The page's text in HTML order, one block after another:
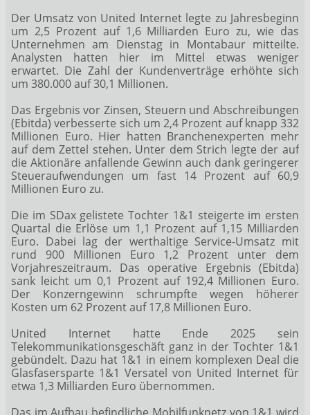
Der Umsatz von United Internet legte zu Jahresbeginn
um 2,5 Prozent auf 1,6 Milliarden Euro zu, wie das
Unternehmen am Dienstag in Montabaur mitteilte.
Analysten hatten hier im Mittel etwas weniger
erwartet. Die Zahl der Kundenverträge erhöhte sich
um 380.000 auf 30,1 Millionen.
Das Ergebnis vor Zinsen, Steuern und Abschreibungen
(Ebitda) verbesserte sich um 2,4 Prozent auf knapp 332
Millionen Euro. Hier hatten Branchenexperten mehr
auf dem Zettel stehen. Unter dem Strich legte der auf
die Aktionäre anfallende Gewinn auch dank geringerer
Steueraufwendungen um fast 14 Prozent auf 60,9
Millionen Euro zu.
Die im SDax gelistete Tochter 1&1 steigerte im ersten
Quartal die Erlöse um 1,1 Prozent auf 1,15 Milliarden
Euro. Dabei lag der werthaltige Service-Umsatz mit
rund 900 Millionen Euro 1,2 Prozent unter dem
Vorjahreszeitraum. Das operative Ergebnis (Ebitda)
sank leicht um 0,1 Prozent auf 192,4 Millionen Euro.
Der Konzerngewinn schrumpfte wegen höherer
Kosten um 62 Prozent auf 17,8 Millionen Euro.
United Internet hatte Ende 2025 sein
Telekommunikationsgeschäft ganz in der Tochter 1&1
gebündelt. Dazu hat 1&1 in einem komplexen Deal die
Glasfasersparte 1&1 Versatel von United Internet für
etwa 1,3 Milliarden Euro übernommen.